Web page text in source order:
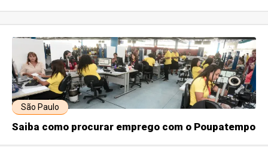
São Paulo
Saiba como procurar emprego com o Poupatempo